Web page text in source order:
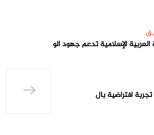
العربية الإسلامية تدعم جهود الو